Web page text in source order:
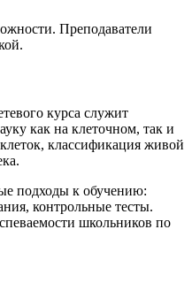
Преподаватели
курса служит
как на клеточном, так и
классификация живой
подходы к обучению:
контрольные тесты.
школьников по